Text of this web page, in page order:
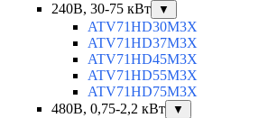
240В, 30-75 кВт
▼
ATV71HD30M3X
ATV71HD37M3X
ATV71HD45M3X
ATV71HD55M3X
ATV71HD75M3X
480В, 0,75-2,2 кВт
▼